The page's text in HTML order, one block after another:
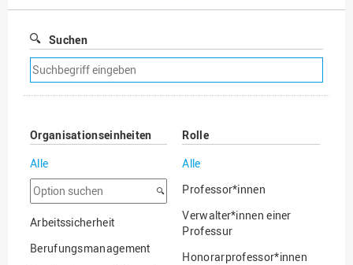
Suchen
Suchfilter
entfernen
Organisationseinheiten
Alle
Option
suchen
Arbeitssicherheit
Berufungsmanagement
Rolle
Alle
Professor*innen
Verwalter*innen einer
Professur
Honorarprofessor*innen